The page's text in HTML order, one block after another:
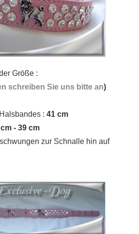
Größe :
schreiben Sie uns bitte an)
: 41 cm
- 39 cm
zur Schnalle hin auf